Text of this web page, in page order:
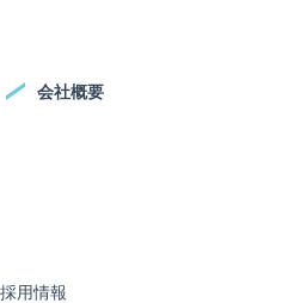
会社概要
採用情報